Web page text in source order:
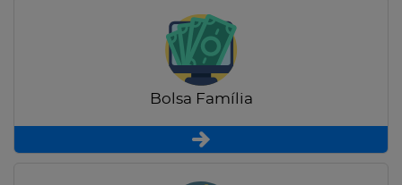
Bolsa Família